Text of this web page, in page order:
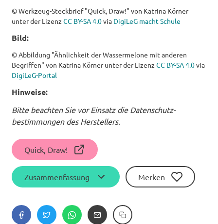
© Werkzeug-Steckbrief "Quick, Draw!" von Katrina Körner
unter der Lizenz CC BY-SA 4.0via DigiLeG macht Schule
Bild:
© Abbildung "Ähnlichkeit der Wassermelone mit anderen
Begriffen" von Katrina Körner unter der Lizenz CC BY-SA 4.0via
DigiLeG-Portal
Hinweise:
Bitte beachten Sie vor Einsatz die Daten­schutz­
bestimmungen des Herstellers.
Quick, Draw!
Zusammenfassung Merken